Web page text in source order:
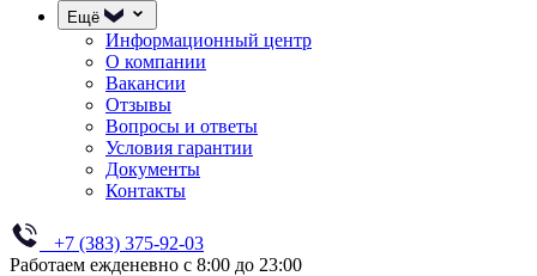
Ещё
Информационный центр
О компании
Вакансии
Отзывы
Вопросы и ответы
Условия гарантии
Документы
Контакты
+7 (383) 375-92-03
Работаем ежденевно с 8:00 до 23:00